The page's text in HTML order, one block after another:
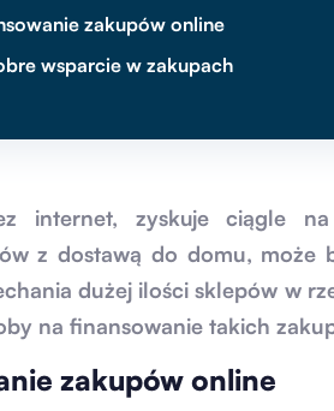
zakupów online
wsparcie w zakupach
internet, zyskuje ciągle
z dostawą do domu, może
dużej ilości sklepów w
na finansowanie takich
zakupów online